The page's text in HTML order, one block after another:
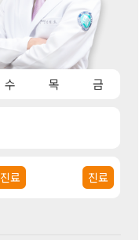
수 목 금
진료 진료